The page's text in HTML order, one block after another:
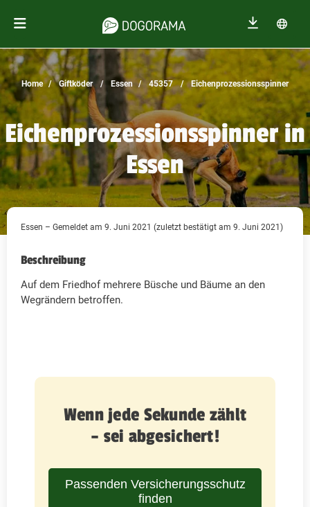
Home Giftköder Essen 45357 Eichenprozessionsspinner
Eichenprozessionsspinner in
Essen
Essen – Gemeldet am 9. Juni 2021 (zuletzt bestätigt am 9. Juni 2021)
Beschreibung
Auf dem Friedhof mehrere Büsche und Bäume an den
Wegrändern betroffen.
Wenn jede Sekunde zählt
– sei abgesichert!
Passenden Versicherungsschutz
finden